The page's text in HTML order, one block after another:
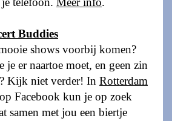
Buddies
shows voorbij komen?
je er naartoe moet, en geen zin
Kijk niet verder! In Rotterdam
op Facebook kun je op zoek
samen met jou een biertje